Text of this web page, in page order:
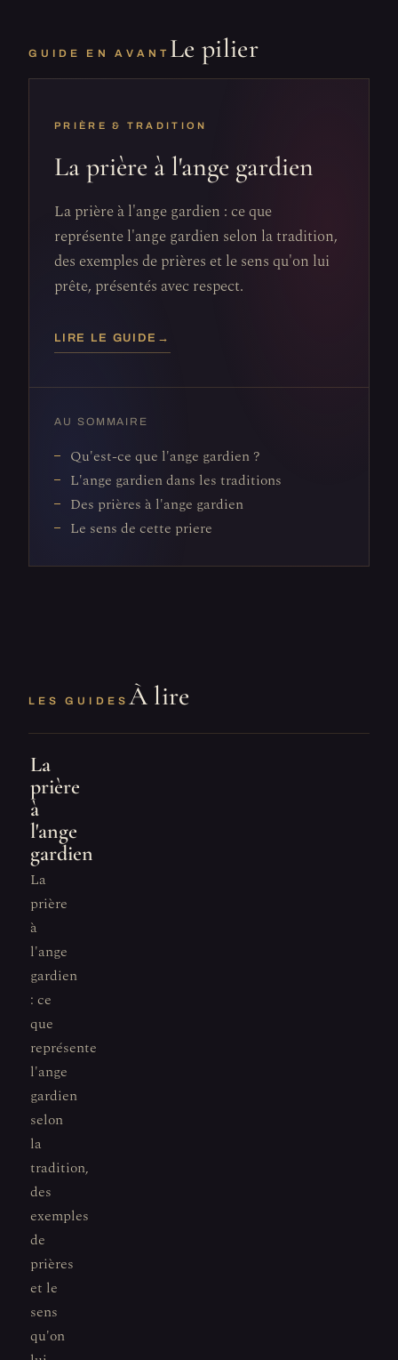
GUIDE EN AVANT Le pilier
PRIÈRE & TRADITION
La prière à l'ange gardien
La prière à l'ange gardien : ce que
représente l'ange gardien selon la tradition,
des exemples de prières et le sens qu'on lui
prête, présentés avec respect.
LIRE LE GUIDE →
AU SOMMAIRE
Qu'est-ce que l'ange gardien ?
L'ange gardien dans les traditions
Des prières à l'ange gardien
Le sens de cette priere
LES GUIDES À lire
La
prière
à
l'ange
gardien
La
prière
à
l'ange
gardien
: ce
que
représente
l'ange
gardien
selon
la
tradition,
des
exemples
de
prières
et le
sens
qu'on